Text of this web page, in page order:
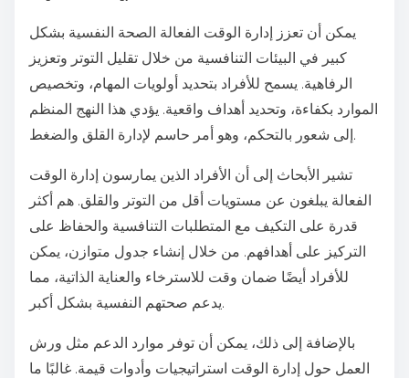
يمكن أن تعزز إدارة الوقت الفعالة الصحة النفسية بشكل
كبير في البيئات التنافسية من خلال تقليل التوتر وتعزيز
الرفاهية. يسمح للأفراد بتحديد أولويات المهام، وتخصيص
الموارد بكفاءة، وتحديد أهداف واقعية. يؤدي هذا النهج المنظم
إلى شعور بالتحكم، وهو أمر حاسم لإدارة القلق والضغط.
تشير الأبحاث إلى أن الأفراد الذين يمارسون إدارة الوقت
الفعالة يبلغون عن مستويات أقل من التوتر والقلق. هم أكثر
قدرة على التكيف مع المتطلبات التنافسية والحفاظ على
التركيز على أهدافهم. من خلال إنشاء جدول متوازن، يمكن
للأفراد أيضًا ضمان وقت للاسترخاء والعناية الذاتية، مما
يدعم صحتهم النفسية بشكل أكبر.
بالإضافة إلى ذلك، يمكن أن توفر موارد الدعم مثل ورش
العمل حول إدارة الوقت استراتيجيات وأدوات قيمة. غالبًا ما